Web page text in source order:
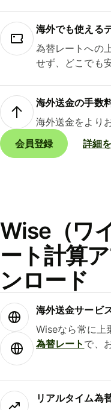
海外でも使える
為替レートへの
せず、どこでも
海外送金の手数
海外送金をより
会員登録
詳細
Wise（ワ
ート計算
ンロード
海外送金サービ
Wiseなら常に上
為替レート で、
リアルタイム為